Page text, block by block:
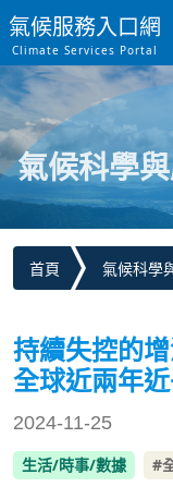
氣候服務入口網
Climate Services Portal
氣候科學
首頁 氣候科學
持續失控的
全球近兩年
2024-11-25
生活/時事/數據 #